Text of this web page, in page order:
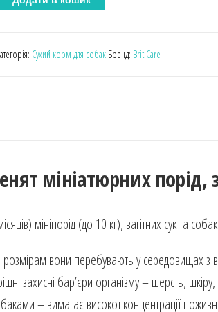
Сухий корм для собак Бренд: Brit Care
мініатюрних порід,
мініпорід (до 10 кг), вагітних сук та
вони перебувають у середовищах
захисні бар’єри організму – шерсть,
– вимагає високої концентрації